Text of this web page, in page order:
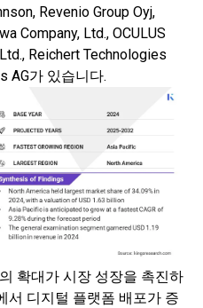
Revenio Group Oyj,
Company, Ltd., OCULUS
Reichert Technologies
AG가 있습니다.
확대가 시장 성장을 촉진하
서 디지털 플랫폼 배포가 증